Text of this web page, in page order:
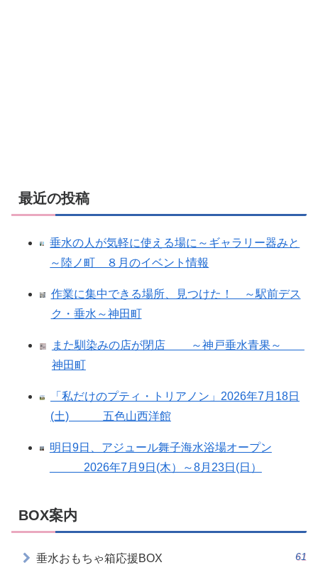
最近の投稿
垂水の人が気軽に使える場に～ギャラリー器みと
～陸ノ町 ８月のイベント情報
作業に集中できる場所、見つけた！ ～駅前デス
ク・垂水～神田町
また馴染みの店が閉店 ～神戸垂水青果～
神田町
「私だけのプティ・トリアノン」2026年7月18日
(土) 五色山西洋館
明日9日、アジュール舞子海水浴場オープン
2026年7月9日(木）～8月23日(日）
BOX案内
垂水おもちゃ箱応援BOX 61